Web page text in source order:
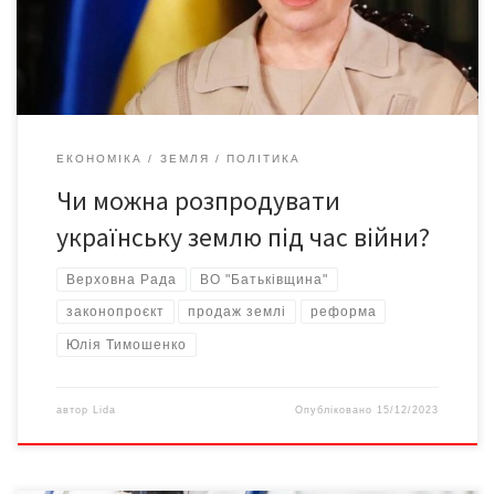
впровадження другого етапу закону про розпродаж землі,
яким дозволяється продавати сільськогосподарську землю
юридичним особам, […]
ЕКОНОМІКА ЗЕМЛЯ ПОЛІТИКА
Чи можна розпродувати
українську землю під час війни?
Верховна Рада ВО "Батьківщина"
законопроєкт продаж землі реформа
Юлія Тимошенко
автор Lida Опубліковано 15/12/2023